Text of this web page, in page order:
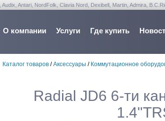
Antari, NordFolk, Clavia Nord, Dexibell, Martin, Admira,
О компании Услуги Где купить
Каталог товаров /Аксессуары / Коммутационное
Radial JD6 6-ти